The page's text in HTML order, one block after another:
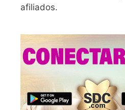
afiliados.